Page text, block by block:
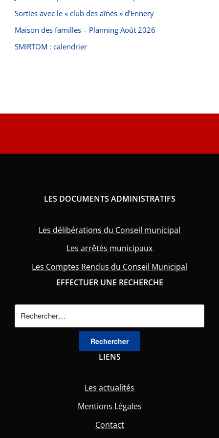
Sorties avec le « club des aînés » d’Ennery
Maison des familles – Planning Août 2026
SMIRTOM : calendrier
LES DOCUMENTS ADMINISTRATIFS
Les délibérations du Conseil municipal
Les arrêtés municipaux
Les Comptes Rendus du Conseil Municipal
EFFECTUER UNE RECHERCHE
LIENS
Les actualités
Mentions Légales
Contact